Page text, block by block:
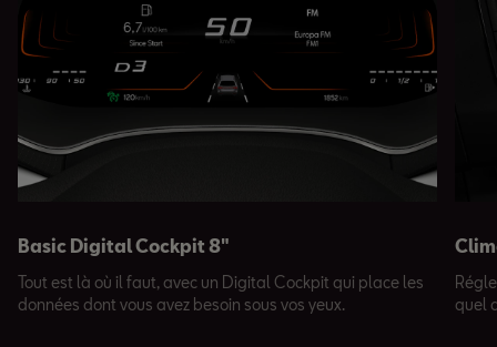
Basic Digital Cockpit 8"
Tout est là où il faut, avec un Digital Cockpit qui place les
données dont vous avez besoin sous vos yeux.
quel